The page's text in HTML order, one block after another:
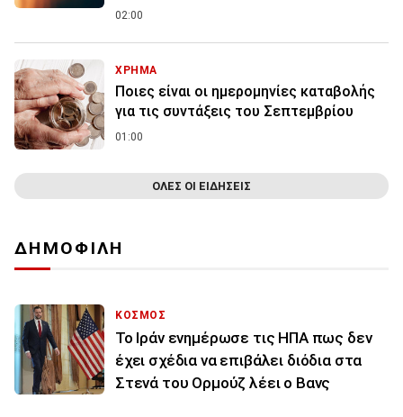
02:00
ΧΡΗΜΑ
Ποιες είναι οι ημερομηνίες καταβολής
για τις συντάξεις του Σεπτεμβρίου
01:00
ΟΛΕΣ ΟΙ ΕΙΔΗΣΕΙΣ
ΔΗΜΟΦΙΛΗ
ΚΟΣΜΟΣ
To Ιράν ενημέρωσε τις ΗΠΑ πως δεν
έχει σχέδια να επιβάλει διόδια στα
Στενά του Ορμούζ λέει ο Βανς